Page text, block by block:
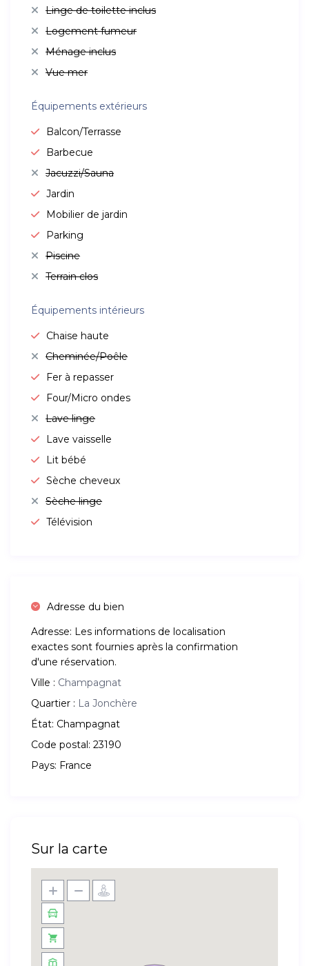
Linge de toilette inclus
Logement fumeur
Ménage inclus
Vue mer
Équipements extérieurs
Balcon/Terrasse
Barbecue
Jacuzzi/Sauna
Jardin
Mobilier de jardin
Parking
Piscine
Terrain clos
Équipements intérieurs
Chaise haute
Cheminée/Poêle
Fer à repasser
Four/Micro ondes
Lave linge
Lave vaisselle
Lit bébé
Sèche cheveux
Sèche linge
Télévision
Adresse du bien
Adresse: Les informations de localisation
exactes sont fournies après la confirmation
d'une réservation.
Ville : Champagnat
Quartier : La Jonchère
État: Champagnat
Code postal: 23190
Pays: France
Sur la carte